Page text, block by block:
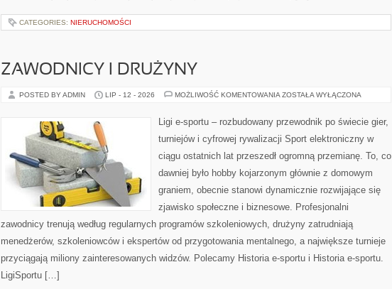
CATEGORIES: NIERUCHOMOŚCI
ZAWODNICY I DRUŻYNY
POSTED BY ADMIN LIP - 12 - 2026 MOŻLIWOŚĆ KOMENTOWANIA ZAWODNICY
ZOSTAŁA WYŁĄCZONA
Ligi e-sportu – rozbudowany przewodnik po świecie gier,
turniejów i cyfrowej rywalizacji Sport elektroniczny w
ciągu ostatnich lat przeszedł ogromną przemianę. To, co
dawniej było hobby kojarzonym głównie z domowym
graniem, obecnie stanowi dynamicznie rozwijające się
zjawisko społeczne i biznesowe. Profesjonalni
zawodnicy trenują według regularnych programów szkoleniowych, drużyny zatrudniają
menedżerów, szkoleniowców i ekspertów od przygotowania mentalnego, a największe turnieje
przyciągają miliony zainteresowanych widzów. Polecamy Historia e-sportu i Historia e-sportu.
LigiSportu […]